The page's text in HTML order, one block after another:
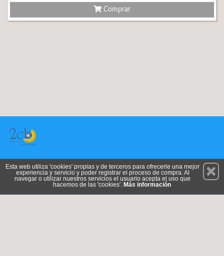
Comprar
Suscríbete
Esta web utiliza 'cookies' propias y de terceros para ofrecerle una mejor
experiencia y servicio y poder registrar el proceso de compra. Al
navegar o utilizar nuestros servicios el usuario acepta el uso que
hacemos de las 'cookies'. Más información